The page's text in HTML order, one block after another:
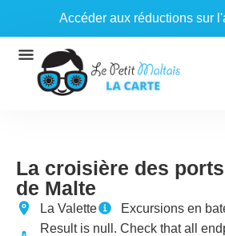
au
contenu
Accéder aux réductions sur
La croisière des
de Malte
La Valette
Excursions en
Result is null. Check that all